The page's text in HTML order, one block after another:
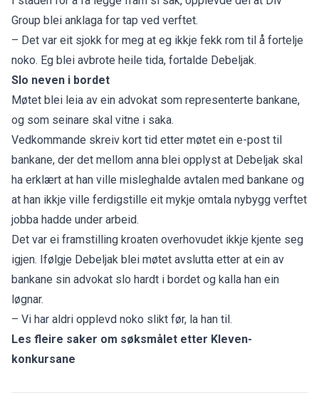
Group blei anklaga for tap ved verftet.
– Det var eit sjokk for meg at eg ikkje fekk rom til å fortelje
noko. Eg blei avbrote heile tida, fortalde Debeljak.
Slo neven i bordet
Møtet blei leia av ein advokat som representerte bankane,
og som seinare skal vitne i saka.
Vedkommande skreiv kort tid etter møtet ein e-post til
bankane, der det mellom anna blei opplyst at Debeljak skal
ha erklært at han ville misleghalde avtalen med bankane og
at han ikkje ville ferdigstille eit mykje omtala nybygg verftet
jobba hadde under arbeid.
Det var ei framstilling kroaten overhovudet ikkje kjente seg
igjen. Ifølgje Debeljak blei møtet avslutta etter at ein av
bankane sin advokat slo hardt i bordet og kalla han ein
løgnar.
– Vi har aldri opplevd noko slikt før, la han til.
Les fleire saker om søksmålet etter Kleven-
konkursane